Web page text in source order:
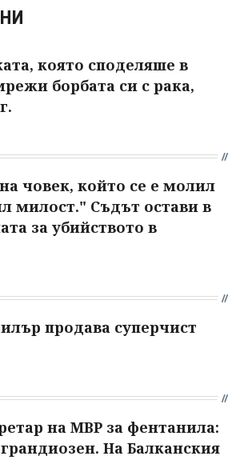
която споделяше в
борбата си с рака,
човек, който се е молил
милост." Съдът остави в
за убийството в
продава суперчист
на МВР за фентанила:
На Балканския